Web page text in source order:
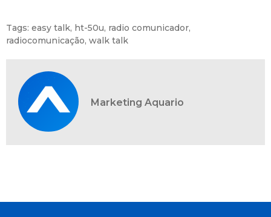
Tags: easy talk, ht-50u, radio comunicador,
radiocomunicação, walk talk
Marketing Aquario